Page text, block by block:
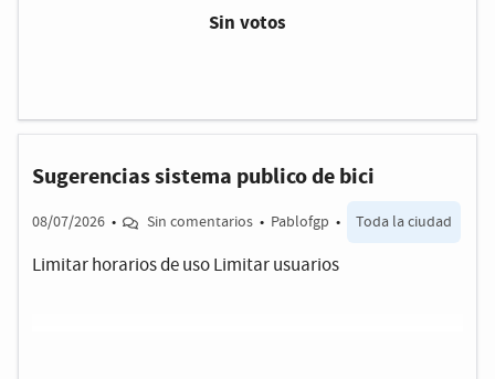
Sin votos
Sugerencias sistema publico de bici
08/07/2026 • Sin comentarios • Pablofgp • Toda la ciudad
Limitar horarios de uso Limitar usuarios